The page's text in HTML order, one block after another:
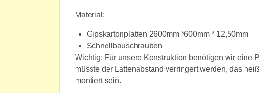
Material:
Gipskartonplatten 2600mm *600mm * 12,50mm
Schnellbauschrauben
Wichtig: Für unsere Konstruktion benötigen wir eine
müsste der Lattenabstand verringert werden, das
montiert sein.